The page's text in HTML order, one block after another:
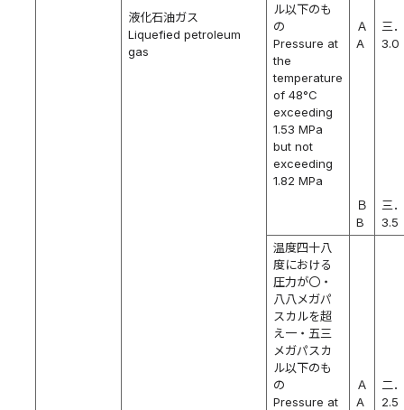
液化石油ガス
Liquefied petroleum
gas
ル以下のも
の
Pressure at
the
temperature
of 48°C
exceeding
1.53 MPa
but not
exceeding
1.82 MPa
Ａ
A
三
3.0
Ｂ
B
三
3.5
温度四十八
度における
圧力が〇・
八八メガパ
スカルを超
え一・五三
メガパスカ
ル以下のも
の
Pressure at
Ａ
A
二
2.5